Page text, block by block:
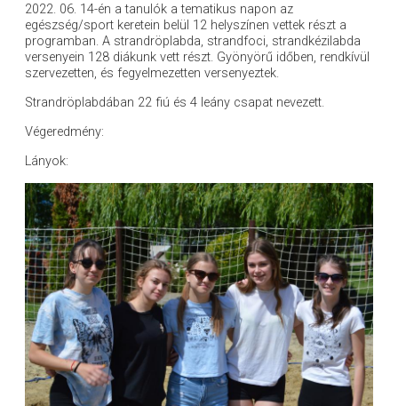
2022. 06. 14-én a tanulók a tematikus napon az
egészség/sport keretein belül 12 helyszínen vettek részt a
programban. A strandröplabda, strandfoci, strandkézilabda
versenyein 128 diákunk vett részt. Gyönyörű időben, rendkívül
szervezetten, és fegyelmezetten versenyeztek.
Strandröplabdában 22 fiú és 4 leány csapat nevezett.
Végeredmény:
Lányok: